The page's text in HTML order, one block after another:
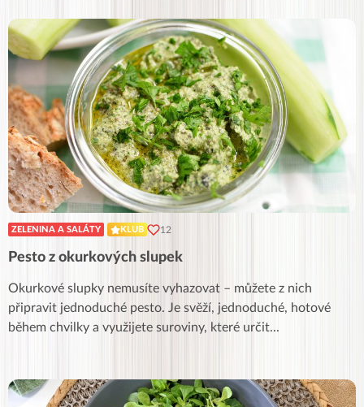
ZELENINA A SALÁTY KLUB 12
Pesto z okurkových slupek
Okurkové slupky nemusíte vyhazovat – můžete z nich
připravit jednoduché pesto. Je svěží, jednoduché, hotové
během chvilky a využijete suroviny, které určit...